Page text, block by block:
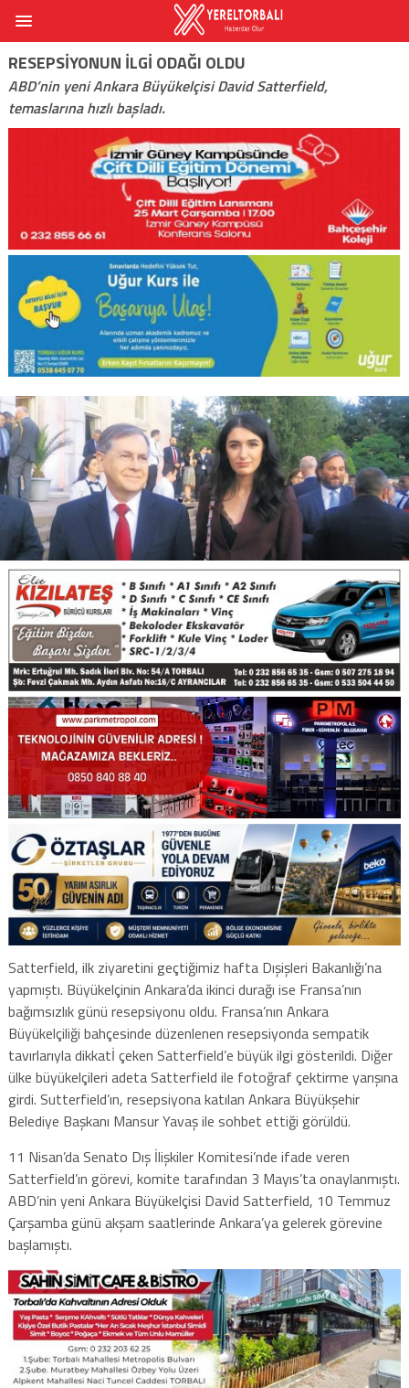
RESEPSIYONUN ILGI ODAĞI OLDU
ABD’nin yeni Ankara Büyükelçisi David Satterfield,
temaslarına hızlı başladı.
Satterfield, ilk ziyaretini geçtiğimiz hafta Dışişleri Bakanlığı’na
yapmıştı. Büyükelçinin Ankara’da ikinci durağı ise Fransa’nın
bağımsızlık günü resepsiyonu oldu. Fransa’nın Ankara
Büyükelçiliği bahçesinde düzenlenen resepsiyonda sempatik
tavırlarıyla dikkatİ çeken Satterfield’e büyük ilgi gösterildi. Diğer
ülke büyükelçileri adeta Satterfield ile fotoğraf çektirme yarışına
girdi. Sutterfield’ın, resepsiyona katılan Ankara Büyükşehir
Belediye Başkanı Mansur Yavaş ile sohbet ettiği görüldü.
11 Nisan’da Senato Dış İlişkiler Komitesi’nde ifade veren
Satterfield’ın görevi, komite tarafından 3 Mayıs’ta onaylanmıştı.
ABD’nin yeni Ankara Büyükelçisi David Satterfield, 10 Temmuz
Çarşamba günü akşam saatlerinde Ankara’ya gelerek görevine
başlamıştı.